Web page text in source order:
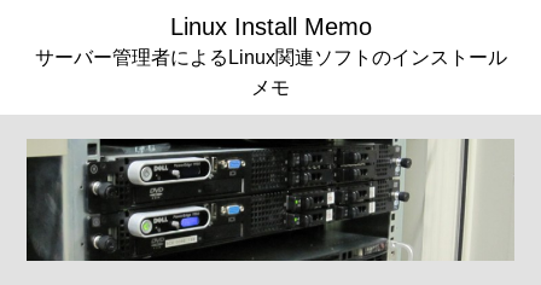
Linux Install Memo
サーバー管理者によるLinux関連ソフトのインストール
メモ